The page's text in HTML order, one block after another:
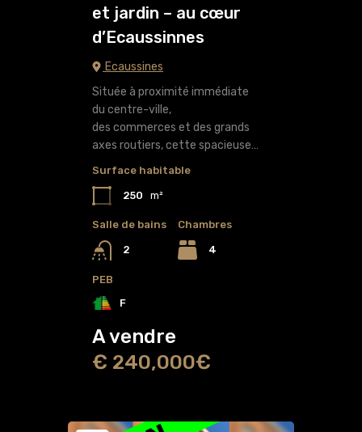
et jardin – au cœur
d’Ecaussinnes
Ecaussines
Située à proximité immédiate
du centre-ville,
des commerces et des grands
axes routiers, cette spacieuse…
Surface habitable
250 m²
Salle de bains
2
Chambres
4
PEB
F
A vendre
€ 240,000€